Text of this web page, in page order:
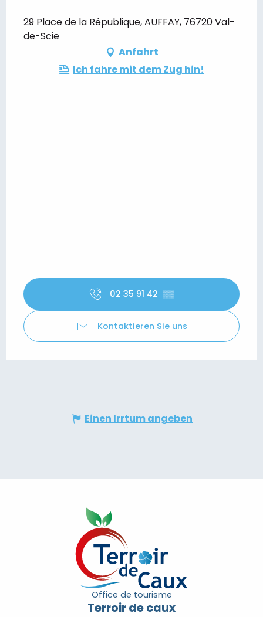
29 Place de la République, AUFFAY, 76720 Val-
de-Scie
Anfahrt
Ich fahre mit dem Zug hin!
02 35 91 42 ▒▒
Kontaktieren Sie uns
Einen Irrtum angeben
Office de tourisme
Terroir de caux